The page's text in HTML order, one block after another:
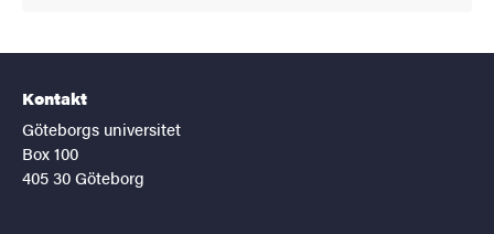
Kontakt
Göteborgs universitet
Box 100
405 30 Göteborg